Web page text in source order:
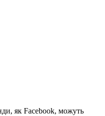
як Facebook, можуть